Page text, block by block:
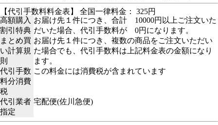
【代引手数料料金表】 全国一律料金： 325円
高額購入
割引特典
お届け先１件につき、合計 10000円以上ご注文いた
だいた場合、代引手数料が 0円になります。
まとめ買
い計算規
則
お届け先１件につき、複数の商品をご注文いただい
た場合でも、代引手数料は上記料金表の金額になり
ます。
代引手数
料分消費
税
この料金には消費税が含まれています
代引業者
指定
宅配便(佐川急便)